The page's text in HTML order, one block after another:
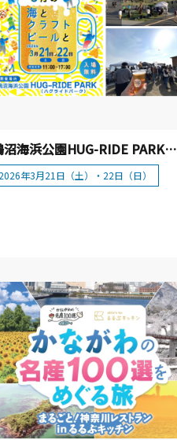
鵠沼海浜公園HUG-RIDE PARK（ハグライドパーク）「うみちかマルシェ ～3月の海とクラフトビールと～」
2026年3月21日（土）・22日（日）